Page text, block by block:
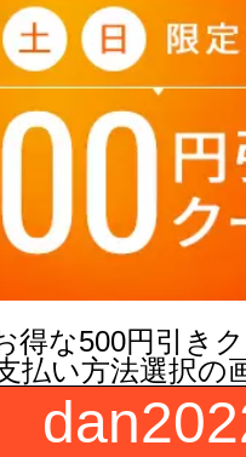
円(税抜)～
円(税込)～
】
ボールタップ
円(税抜)～
円(税込)～
】
得な500円引き
払い方法選択の